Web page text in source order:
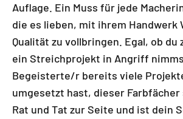
Auflage. Ein Muss für jede
die es lieben, mit ihrem Handwerk
Qualität zu vollbringen. Egal, ob du
ein Streichprojekt in Angriff
Begeisterte/r bereits viele
umgesetzt hast, dieser
Rat und Tat zur Seite und ist dein